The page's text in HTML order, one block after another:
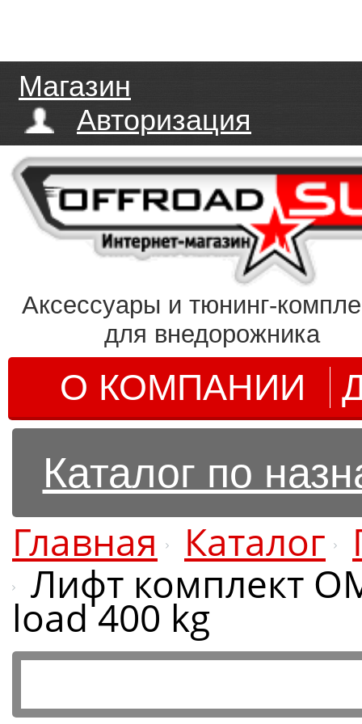
Магазин
Авторизация
Аксессуары и тюнинг-
для внедорожника
О КОМПАНИИ
Каталог по
Главная Каталог
Лифт комплект
load 400 kg